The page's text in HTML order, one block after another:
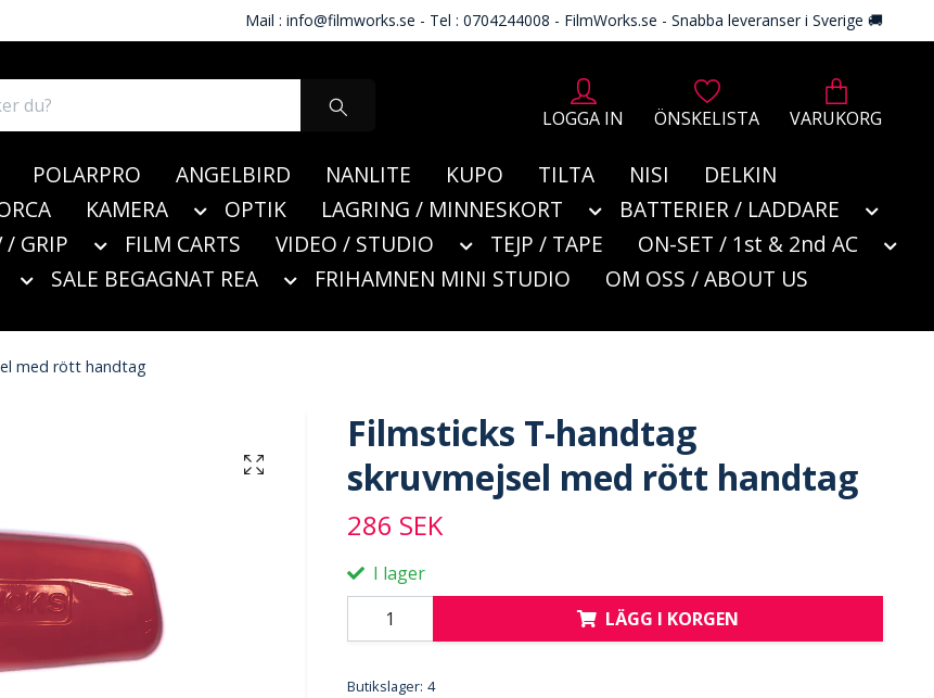
Mail : info@filmworks.se - Tel : 0704244008 - FilmWorks.se - Snabba leveranser i Sverige 🚚
LOGGA IN ÖNSKELISTA VARUKORG
POLARPRO ANGELBIRD NANLITE KUPO TILTA NISI
DELKIN
KAMERA OPTIK LAGRING / MINNESKORT
BATTERIER / LADDARE
/ GRIP FILM CARTS VIDEO / STUDIO TEJP / TAPE
ON-SET / 1st & 2nd AC
SALE BEGAGNAT REA FRIHAMNEN MINI STUDIO
OM OSS / ABOUT US
med rött handtag
Filmsticks T-handtag
skruvmejsel med rött handtag
286 SEK
I lager
LÄGG I KORGEN
Butikslager: 4